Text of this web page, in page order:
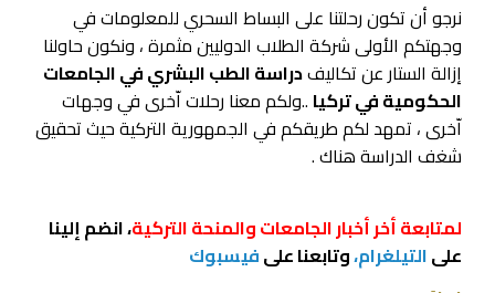
نرجو أن تكون رحلتنا على البساط السحري للمعلومات في
وجهتكم الأولى شركة الطلاب الدوليين مثمرة ، ونكون حاولنا
إزالة الستار عن تكاليفدراسة الطب البشري في الجامعات
الحكومية في تركيا ..ولكم معنا رحلات اّخرى في وجهات
اّخرى ، تمهد لكم طريقكم في الجمهورية التركية حيث تحقيق
شغف الدراسة هناك .
لمتابعة أخر أخبار الجامعات والمنحة التركية، انضم إلينا
علىالتيلغرام،وتابعنا علىفيسبوك